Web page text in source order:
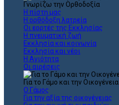
Γνωρίζω την Ορθοδοξία
Η πίστη μας
Η ορθόδοξη λατρεία
Οι εορτές της Εκκλησίας
Η πνευματική ζωή
Εκκλησία και κοινωνία
Εκκλησία και νέοι
Η Αγιότητα
Οι αιρέσεις
Για το Γάμο και την Οικογένεια
Ο Γάμος
Για την αξία της οικογένειας